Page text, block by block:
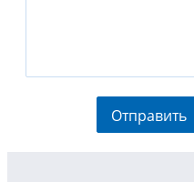
Отправить